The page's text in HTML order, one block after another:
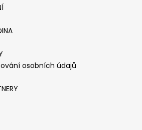
osobních údajů